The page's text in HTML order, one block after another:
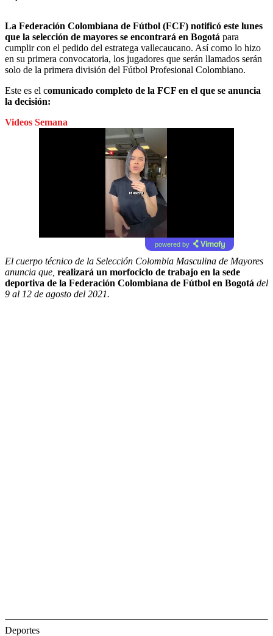
La Federación Colombiana de Fútbol (FCF) notificó este lunes
que la selección de mayores se encontrará en Bogotá para
cumplir con el pedido del estratega vallecaucano. Así como lo hizo
en su primera convocatoria, los jugadores que serán llamados serán
solo de la primera división del Fútbol Profesional Colombiano.
Este es el comunicado completo de la FCF en el que se anuncia
la decisión:
Videos Semana
powered by
El cuerpo técnico de la Selección Colombia Masculina de Mayores
anuncia que, realizará un morfociclo de trabajo en la sede
deportiva de la Federación Colombiana de Fútbol en Bogotá del
9 al 12 de agosto del 2021.
Deportes